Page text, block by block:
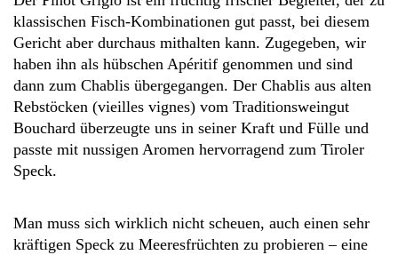
klassischen Fisch-Kombinationen gut passt, bei diesem
Gericht aber durchaus mithalten kann. Zugegeben, wir
haben ihn als hübschen Apéritif genommen und sind
dann zum Chablis übergegangen. Der Chablis aus alten
Rebstöcken (vieilles vignes) vom Traditionsweingut
Bouchard überzeugte uns in seiner Kraft und Fülle und
passte mit nussigen Aromen hervorragend zum Tiroler
Speck.
Man muss sich wirklich nicht scheuen, auch einen sehr
kräftigen Speck zu Meeresfrüchten zu probieren – eine